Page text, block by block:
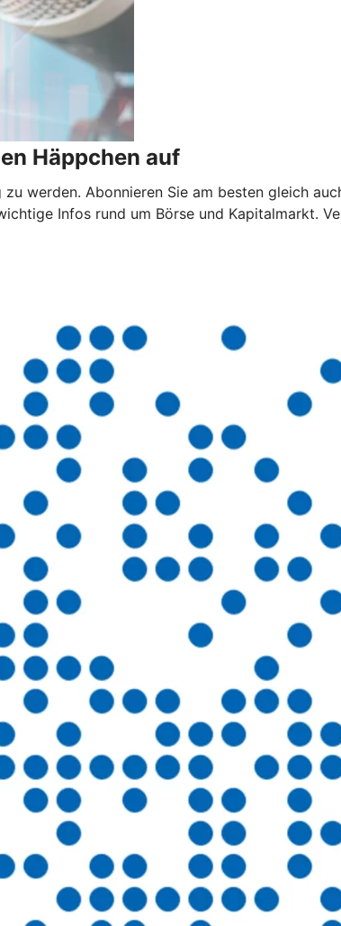
Häppchen auf
werden. Abonnieren Sie am besten gleich
Infos rund um Börse und Kapitalmarkt.